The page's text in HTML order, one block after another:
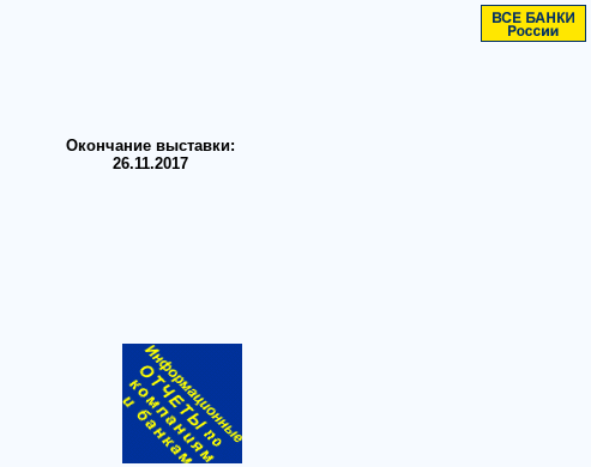
Окончание выставки:
26.11.2017